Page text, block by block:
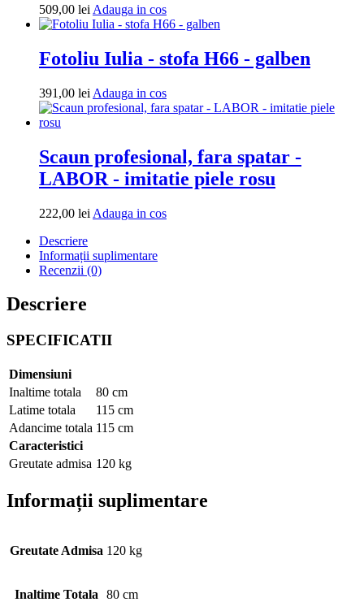
509,00 lei Adauga in cosAdauga
in
Fotoliu Iulia - stofa H66 - galben
391,00 lei Adauga in cosAdauga
in
Scaun profesional, fara spatar -
LABOR - imitatie piele rosu
222,00 lei Adauga in cosAdauga
Descriere
Informații suplimentare
Recenzii (0)
Descriere
SPECIFICATII
Dimensiuni
Inaltime totala
80 cm
Latime totala
115 cm
Adancime totala 115 cm
Caracteristici
Greutate admisa 120 kg
Informații suplimentare
Greutate Admisa 120 kg
Inaltime Totala 80 cm